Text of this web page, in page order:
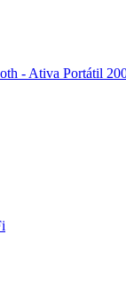
- Ativa Portátil